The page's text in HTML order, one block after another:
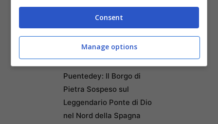
Mondiali per il Workcation
2026: Cultura, Cibo e
Trasporti Efficiente la
Rendono la Favorita
Italiana
Puentedey: Il Borgo di
Pietra Sospeso sul
Leggendario Ponte di Dio
nel Nord della Spagna
Consent
Manage options